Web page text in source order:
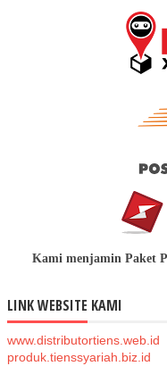
Kami menjamin Paket
LINK WEBSITE KAMI
www.distributortiens.web.id
produk.tienssyariah.biz.id